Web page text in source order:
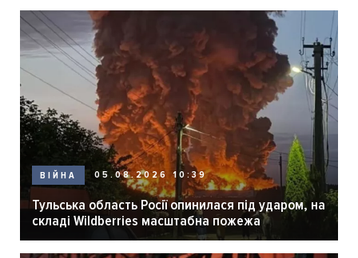
ВІЙНА 05.08.2026 10:39
Тульська область Росії опинилася під ударом, на
складі Wildberries масштабна пожежа